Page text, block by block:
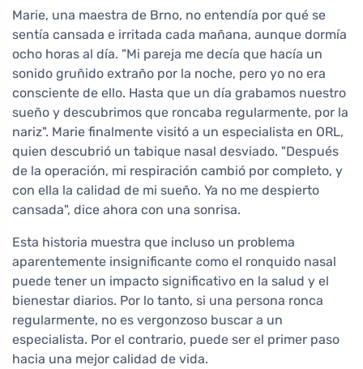
Marie, una maestra de Brno, no entendía por qué se
sentía cansada e irritada cada mañana, aunque dormía
ocho horas al día. "Mi pareja me decía que hacía un
sonido gruñido extraño por la noche, pero yo no era
consciente de ello. Hasta que un día grabamos nuestro
sueño y descubrimos que roncaba regularmente, por la
nariz". Marie finalmente visitó a un especialista en ORL,
quien descubrió un tabique nasal desviado. "Después
de la operación, mi respiración cambió por completo, y
con ella la calidad de mi sueño. Ya no me despierto
cansada", dice ahora con una sonrisa.
Esta historia muestra que incluso un problema
aparentemente insignificante como el ronquido nasal
puede tener un impacto significativo en la salud y el
bienestar diarios. Por lo tanto, si una persona ronca
regularmente, no es vergonzoso buscar a un
especialista. Por el contrario, puede ser el primer paso
hacia una mejor calidad de vida.